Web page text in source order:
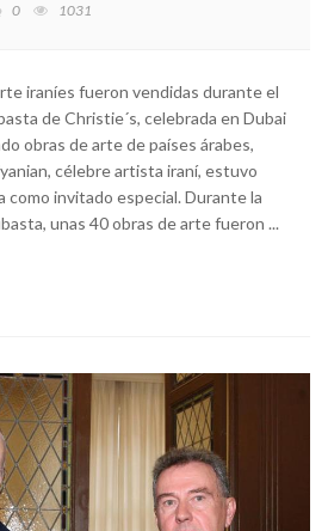
0 1031
iraníes fueron vendidas durante el
de Christie´s, celebrada en Dubai
obras de arte de países árabes,
célebre artista iraní, estuvo
como invitado especial. Durante la
unas 40 obras de arte fueron ...